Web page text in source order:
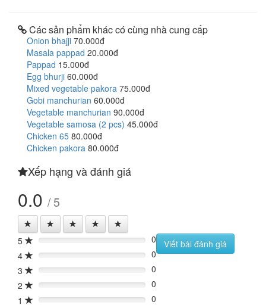
Các sản phẩm khác có cùng nhà cung cấp
Onion bhajji 70.000đ
Masala pappad 20.000đ
Pappad 15.000đ
Egg bhurji 60.000đ
Mixed vegetable pakora 75.000đ
Gobi manchurian 60.000đ
Vegetable manchurian 90.000đ
Vegetable samosa (2 pcs) 45.000đ
Chicken 65 80.000đ
Chicken pakora 80.000đ
Xếp hạng và đánh giá
0.0 / 5
5 0%
0
4
0%
0
3
0%
0
2
0%
0
1
0% 0
Viết bài đánh giá